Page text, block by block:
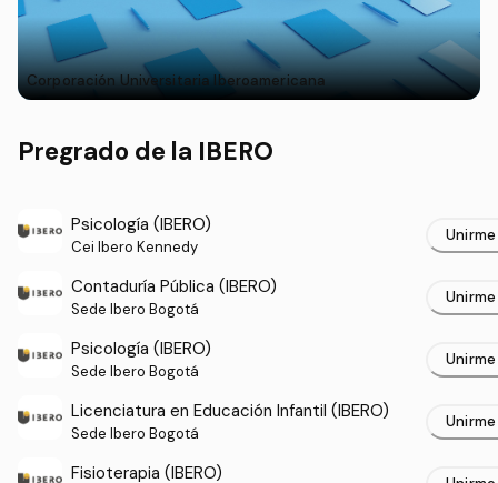
Corporación Universitaria Iberoamericana
Pregrado de la IBERO
Psicología (IBERO)
Cei Ibero Kennedy
Unirme
Contaduría Pública (IBERO)
Sede Ibero Bogotá
Unirme
Psicología (IBERO)
Sede Ibero Bogotá
Unirme
Licenciatura en Educación Infantil (IBERO)
Sede Ibero Bogotá
Unirme
Fisioterapia (IBERO)